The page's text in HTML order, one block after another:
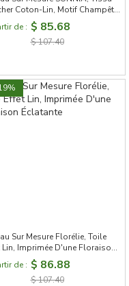
Coton-Lin, Motif Champêtre
de : $ 85.68
$ 107.40
Sur Mesure Florélie, Toile
Lin, Imprimée D'une Floraison
de : $ 86.88
$ 107.40